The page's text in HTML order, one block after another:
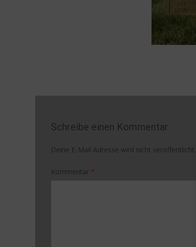
Schreibe einen Kommentar
Deine E-Mail-Adresse wird nicht veröffentlicht.
Kommentar *